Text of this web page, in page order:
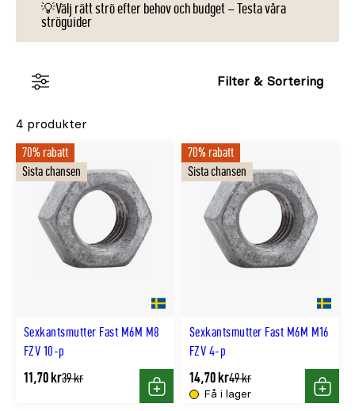
prestation är ett krav.
💡Välj rätt strö efter behov och budget – Testa våra
ströguider
Filter & Sortering
4 produkter
Sexkantsmutter Fast M6M M8
FZV 10-p
70% rabatt
Sista chansen
11,70 krTidligere
39 kr
Köp
Sexkantsmutter Fast M6M M16
FZV 4-p
70% rabatt
Sista chansen
Få i lager
14,70 krTidligere
lägsta
pris
49 kr
Köp